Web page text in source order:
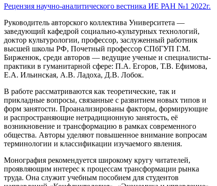
Рецензия научно-аналитического вестника ИЕ РАН №1 2022г.
Руководитель авторского коллектива Университета —
заведующий кафедрой социально-культурных технологий,
доктор культурологии, профессор, заслуженный работник
высшей школы РФ, Почетный профессор СПбГУП Г.М.
Бирженюк, среди авторов — ведущие ученые и специалисты-
практики в гуманитарной сфере: П.А. Егоров, Т.В. Ефимова,
Е.А. Ильинская, А.В. Ладоха, Д.В. Лобок.
В работе рассматриваются как теоретические, так и
прикладные вопросы, связанные с развитием новых типов и
форм занятости. Проанализированы факторы, формирующие
и распространяющие нетрадиционную занятость, её
возникновение и трансформацию в рамках современного
общества. Авторы уделяют повышенное внимание вопросам
терминологии и классификации изучаемого явления.
Монография рекомендуется широкому кругу читателей,
проявляющим интерес к процессам трансформации рынка
труда. Она служит учебным пособием для студентов